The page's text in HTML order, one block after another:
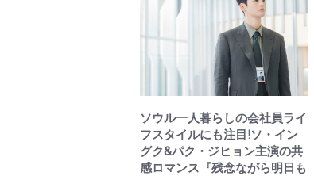
ソウル一人暮らしの会社員ライ
フスタイルにも注目!ソ・イン
グク&パク・ジヒョン主演の共
感ロマンス『残念ながら明日も